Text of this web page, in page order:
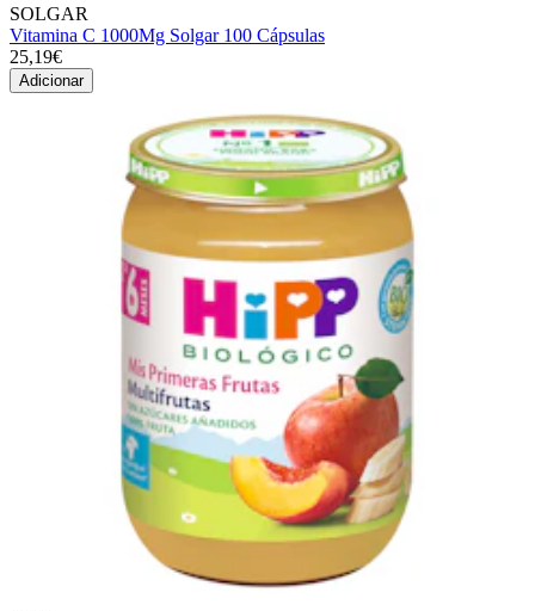
SOLGAR
Vitamina C 1000Mg Solgar 100 Cápsulas
25,19€
Adicionar